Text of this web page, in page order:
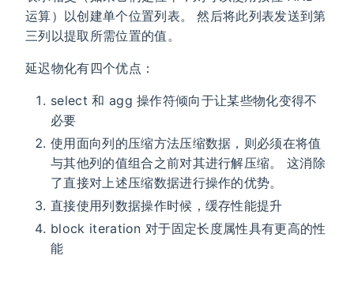
运算）以创建单个位置列表。 然后将此列表发送到第
三列以提取所需位置的值。
延迟物化有四个优点：
select 和 agg 操作符倾向于让某些物化变得不
必要
使用面向列的压缩方法压缩数据，则必须在将值
与其他列的值组合之前对其进行解压缩。 这消除
了直接对上述压缩数据进行操作的优势。
直接使用列数据操作时候，缓存性能提升
block iteration 对于固定长度属性具有更高的性
能